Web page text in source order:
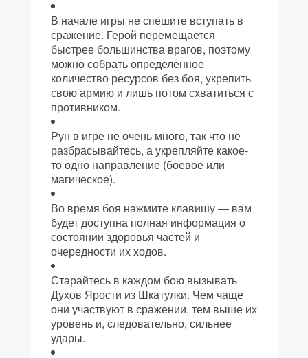
В начале игры не спешите вступать в
сражение. Герой перемещается
быстрее большинства врагов, поэтому
можно собрать определенное
количество ресурсов без боя, укрепить
свою армию и лишь потом схватиться с
противником.
Рун в игре не очень много, так что не
разбрасывайтесь, а укрепляйте какое-
то одно направление (боевое или
магическое).
Во время боя нажмите клавишу— вам
будет доступна полная информация о
состоянии здоровья частей и
очередности их ходов.
Старайтесь в каждом бою вызывать
Духов Ярости из Шкатулки. Чем чаще
они участвуют в сражении, тем выше их
уровень и, следовательно, сильнее
удары.